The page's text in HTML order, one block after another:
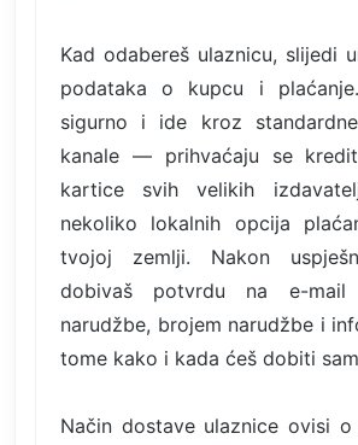
Kad odabereš ulaznicu, slijedi
podataka o kupcu i
sigurno i ide kroz
kanale — prihvaćaju se
kartice svih velikih
nekoliko lokalnih opcija
tvojoj zemlji. Nakon
dobivaš potvrdu na e-mail
narudžbe, brojem narudžbe i
tome kako i kada ćeš dobiti
Način dostave ulaznice ovisi